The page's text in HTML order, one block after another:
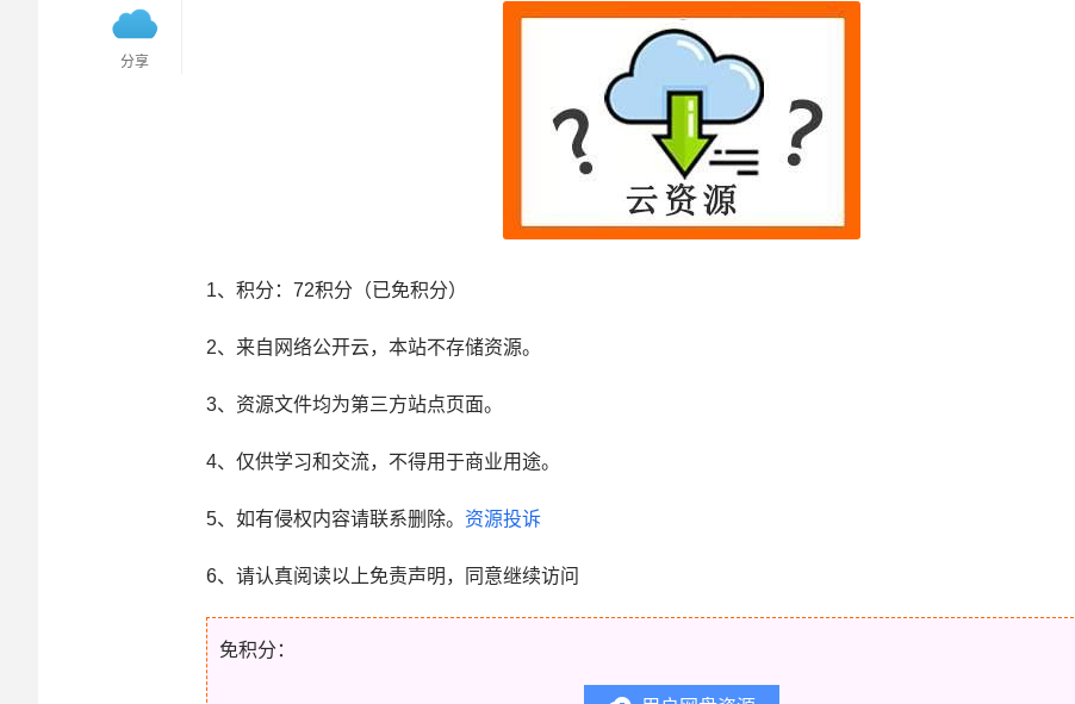
分享
1、积分： 72积分（已免积分）
2、来自网络公开云，本站不存储资源。
3、资源文件均为第三方站点页面。
4、仅供学习和交流，不得用于商业用途。
5、如有侵权内容请联系删除。 资源投诉
6、请认真阅读以上免责声明，同意继续访问
免积分：